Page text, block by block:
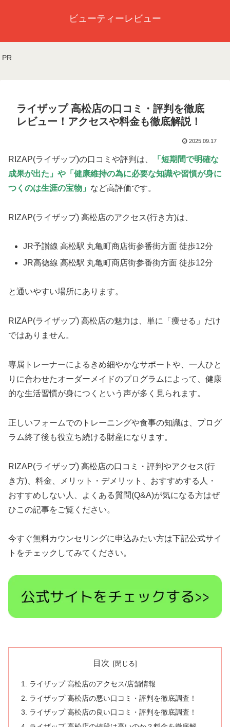
ビューティーレビュー
PR
ライザップ 高松店の口コミ・評判を徹底
レビュー！アクセスや料金も徹底解説！
2025.09.17
RIZAP(ライザップ)の口コミや評判は、
「短期間で明確な
成果が出た」や 「健康維持の為に必要な知識や習慣が身に
つくのは生涯の宝物」 など高評価です。
RIZAP(ライザップ) 高松店のアクセス(行き方)は、
JR予讃線 高松駅 丸亀町商店街参番街方面 徒歩12分
JR高徳線 高松駅 丸亀町商店街参番街方面 徒歩12分
と通いやすい場所にあります。
RIZAP(ライザップ) 高松店の魅力は、単に「痩せる」だけ
ではありません。
専属トレーナーによるきめ細やかなサポートや、一人ひと
りに合わせたオーダーメイドのプログラムによって、健康
的な生活習慣が身につくという声が多く見られます。
正しいフォームでのトレーニングや食事の知識は、プログ
ラム終了後も役立ち続ける財産になります。
RIZAP(ライザップ) 高松店の口コミ・評判やアクセス(行
き方)、料金、メリット・デメリット、おすすめする人・
おすすめしない人、よくある質問(Q&A)が気になる方はぜ
ひこの記事をご覧ください。
今すぐ無料カウンセリングに申込みたい方は下記公式サイ
トをチェックしてみてください。
目次
ライザップ 高松店のアクセス/店舗情報
ライザップ 高松店の悪い口コミ・評判を徹底調査！
ライザップ 高松店の良い口コミ・評判を徹底調査！